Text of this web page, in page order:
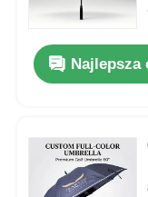
Najlepsza